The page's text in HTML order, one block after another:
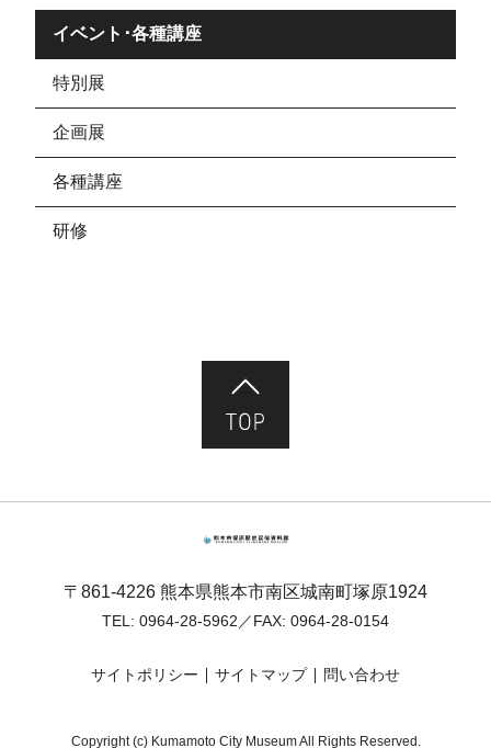
イベント･各種講座
特別展
企画展
各種講座
研修
〒861-4226 熊本県熊本市南区城南町塚原1924
TEL: 0964-28-5962 ／FAX: 0964-28-0154
サイトポリシー サイトマップ 問い合わせ
Copyright (c) Kumamoto City Museum All Rights Reserved.